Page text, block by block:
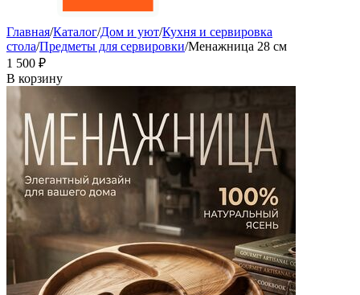
Главная/Каталог/Дом и уют/Кухня и сервировка
стола/Предметы для сервировки/Менажница 28 см
1 500 ₽
В корзину